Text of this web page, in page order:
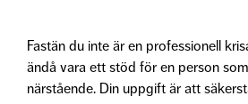
Fastän du inte är en professionell
ändå vara ett stöd för en person
närstående. Din uppgift är att